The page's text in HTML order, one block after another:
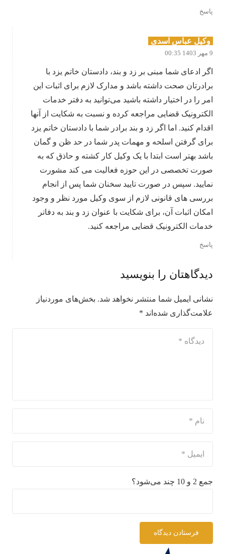
پاسخ
وکیل عباس اسدی
9 مهر 1403 00:35
اگر ادعای شما مبنی بر زد و بند، دادستان خاتم یزد با
برادرتان صحت داشته باشد و مدارک لازم برای اثبات این
امر را در اختیار داشته باشید می‌توانید به دفتر خدمات
الکترونیک قضایی مراجعه کرده و نسبت به شکایت از آنها
اقدام کنید. اما اگر زد و بند برادر شما با دادستان خاتم یزد
برای گرفتن اسلحه و مهمات پدر شما در حد ظن و گمان
باشد بهتر است ابتدا با یک وکیل کار کشته و حاذق که به
صورت تخصصی در این حوزه فعالیت می ‌کند مشورت
نمایید. سپس در صورت تایید سخنان شما پس از انجام
بررسی های قانونی لازم از سوی وکیل مورد نظر و وجود
امکان اثبات آن، برای شکایت با عنوان زد و بند به دفاتر
خدمات الکترونیک قضایی مراجعه کنید.
پاسخ
دیدگاهتان را بنویسید
نشانی ایمیل شما منتشر نخواهد شد. بخش‌های موردنیاز
علامت‌گذاری شده‌اند *
جمع 2 و 10 چند می‌شود؟
فرستادن دیدگاه